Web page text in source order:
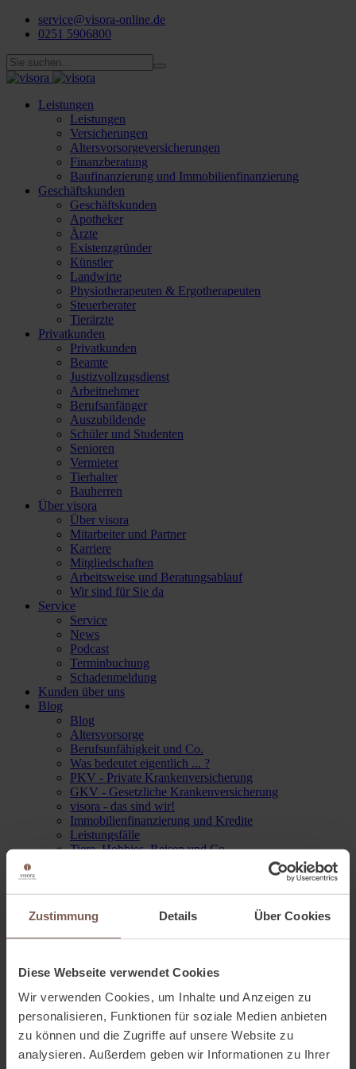
Zustimmung Details Über Cookies
Diese Webseite verwendet Cookies
Wir verwenden Cookies, um Inhalte und Anzeigen zu
personalisieren, Funktionen für soziale Medien anbieten
zu können und die Zugriffe auf unsere Website zu
analysieren. Außerdem geben wir Informationen zu Ihrer
service@visora-online.de
0251 5906800
Leistungen
Leistungen
Versicherungen
Altersvorsorgeversicherungen
Finanzberatung
Baufinanzierung und Immobilienfinanzierung
Geschäftskunden
Geschäftskunden
Apotheker
Ärzte
Existenzgründer
Künstler
Landwirte
Physiotherapeuten & Ergotherapeuten
Steuerberater
Tierärzte
Privatkunden
Privatkunden
Beamte
Justizvollzugsdienst
Arbeitnehmer
Berufsanfänger
Auszubildende
Schüler und Studenten
Senioren
Vermieter
Tierhalter
Bauherren
Über visora
Über visora
Mitarbeiter und Partner
Karriere
Mitgliedschaften
Arbeitsweise und Beratungsablauf
Wir sind für Sie da
Service
Service
News
Podcast
Terminbuchung
Schadenmeldung
Kunden über uns
Blog
Blog
Altersvorsorge
Berufsunfähigkeit und Co.
Was bedeutet eigentlich ... ?
PKV - Private Krankenversicherung
GKV - Gesetzliche Krankenversicherung
visora - das sind wir!
Immobilienfinanzierung und Kredite
Leistungsfälle
Tiere, Hobbies, Reisen und Co.
Rund um den Betrieb
Geldanlage
Feste, Feiertage & Humor
Navigation anzeigen
Navigation ausblenden
Navigation
Ärzte